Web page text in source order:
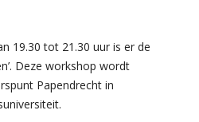
19.30 tot 21.30 uur is er de
Deze workshop wordt
Papendrecht in